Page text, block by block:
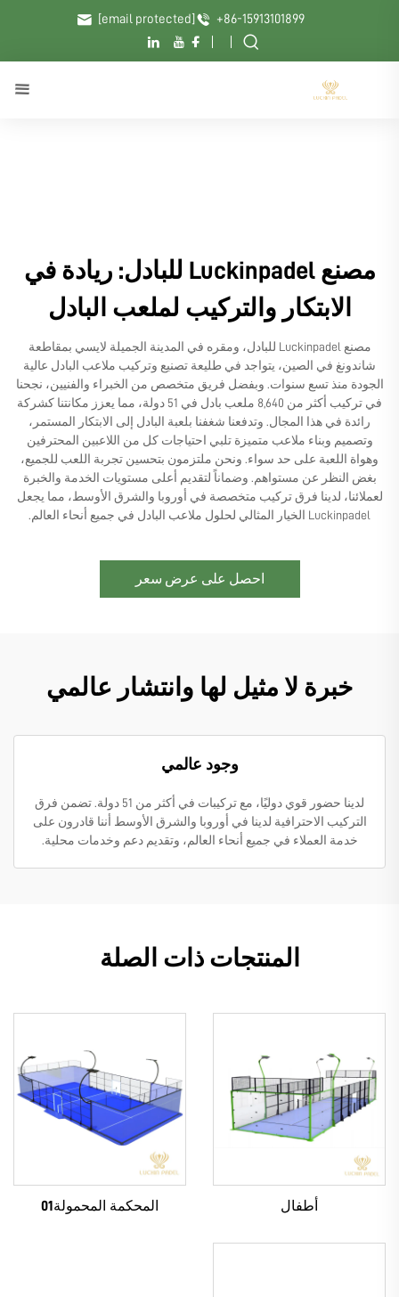
+86-15913101899
[email protected]
مصنع Luckinpadel للبادل: ريادة في
الابتكار والتركيب لملعب البادل
مصنع Luckinpadel للبادل، ومقره في المدينة الجميلة لايسي بمقاطعة
شاندونغ في الصين، يتواجد في طليعة تصنيع وتركيب ملاعب البادل عالية
الجودة منذ تسع سنوات. وبفضل فريق متخصص من الخبراء والفنيين، نجحنا
في تركيب أكثر من 8,640 ملعب بادل في 51 دولة، مما يعزز مكانتنا كشركة
رائدة في هذا المجال. وتدفعنا شغفنا بلعبة البادل إلى الابتكار المستمر،
وتصميم وبناء ملاعب متميزة تلبي احتياجات كل من اللاعبين المحترفين
وهواة اللعبة على حد سواء. ونحن ملتزمون بتحسين تجربة اللعب للجميع،
بغض النظر عن مستواهم. وضماناً لتقديم أعلى مستويات الخدمة والخبرة
لعملائنا، لدينا فرق تركيب متخصصة في أوروبا والشرق الأوسط، مما يجعل
Luckinpadel الخيار المثالي لحلول ملاعب البادل في جميع أنحاء العالم.
احصل على عرض سعر
خبرة لا مثيل لها وانتشار عالمي
وجود عالمي
لدينا حضور قوي دوليًا، مع تركيبات في أكثر من 51 دولة. تضمن فرق
التركيب الاحترافية لدينا في أوروبا والشرق الأوسط أننا قادرون على
خدمة العملاء في جميع أنحاء العالم، وتقديم دعم وخدمات محلية.
المنتجات ذات الصلة
أطفال المحكمة المحمولة01